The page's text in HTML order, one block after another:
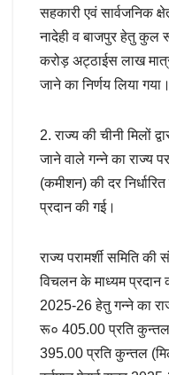
सहकारी एवं सार्वजनिक
नादेही व बाजपुर हेतु कुल
करोड़ अट्ठाईस लाख
जाने का निर्णय लिया गया।
2. राज्य की चीनी मिलों
जाने वाले गन्ने का राज्य
(कमीशन) की दर
प्रदान की गई।
राज्य परामर्शी समिति
विचलन के माध्यम प्रदान
2025-26 हेतु गन्ने का
रू० 405.00 प्रति कुन्तल
395.00 प्रति कुन्तल